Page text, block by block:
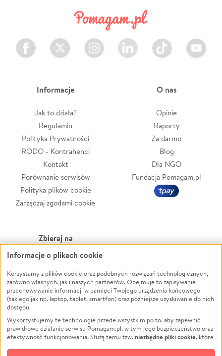
Facebook Twitter Instagram LinkedIn TikTok Youtube
Informacje
Jak to działa?
Regulamin
Polityka Prywatności
RODO - Kontrahenci
Kontakt
Porównanie serwisów
Polityka plików cookie
Zarządzaj zgodami cookie
O nas
Opinie
Raporty
Za darmo
Blog
Dla NGO
Fundacja Pomagam.pl
Zbieraj na
Leczenie
Zwierzęta
Pożar
Ukraina
Pomoc Finansowa
Projekty
Pogrzeb
Powódź
Wichura
NGO
Edukacja
Podróż
Impreza
Informacje o plikach cookie
Korzystamy z plików cookie oraz podobnych rozwiązań technologicznych,
zarówno własnych, jak i naszych partnerów. Obejmuje to zapisywanie i
przechowywanie informacji w pamięci Twojego urządzenia końcowego
(takiego jak np. laptop, tablet, smartfon) oraz późniejsze uzyskiwanie do nich
dostępu.
Wykorzystujemy te technologie przede wszystkim po to, aby zapewnić
prawidłowe działanie serwisu Pomagam.pl, w tym jego bezpieczeństwo oraz
efektywność funkcjonowania. Służą temu tzw.niezbędne pliki cookie, które